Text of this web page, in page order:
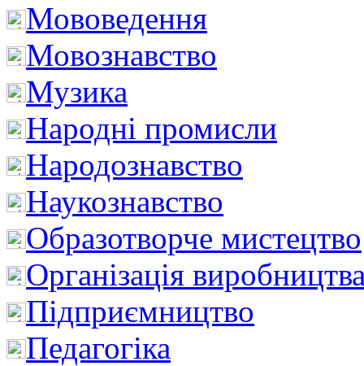
Мововедення
Мовознавство
Музика
Народні промисли
Народознавство
Наукознавство
Образотворче мистецтво
Організація
Підприємництво
Педагогіка